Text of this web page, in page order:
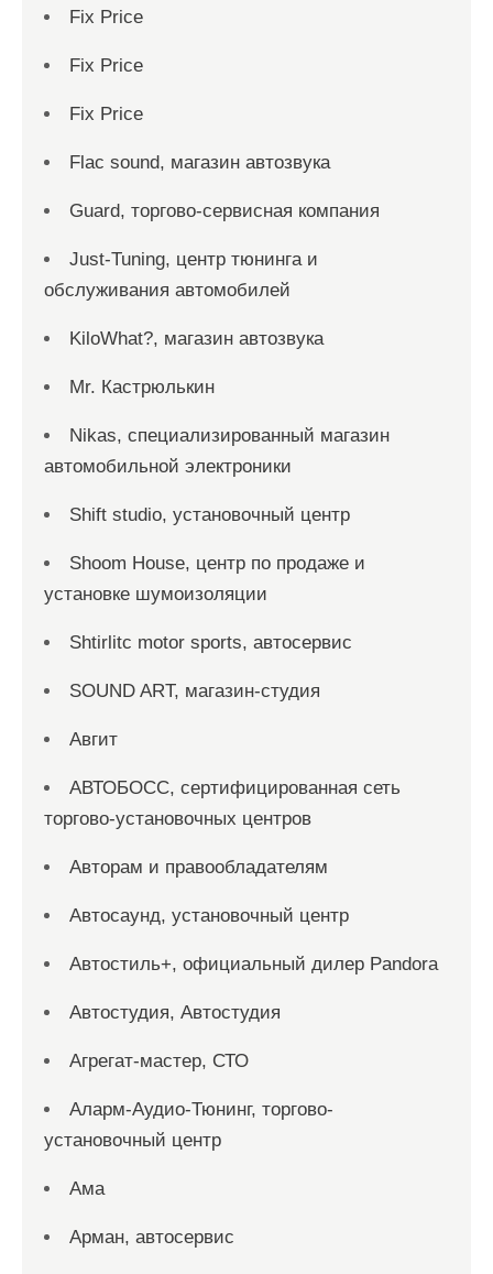
Fix Price
Fix Price
Fix Price
Flac sound, магазин автозвука
Guard, торгово-сервисная компания
Just-Tuning, центр тюнинга и
обслуживания автомобилей
KiloWhat?, магазин автозвука
Mr. Кастрюлькин
Nikas, специализированный магазин
автомобильной электроники
Shift studio, установочный центр
Shoom House, центр по продаже и
установке шумоизоляции
Shtirlitc motor sports, автосервис
SOUND ART, магазин-студия
Авгит
АВТОБОСС, сертифицированная сеть
торгово-установочных центров
Авторам и правообладателям
Автосаунд, установочный центр
Автостиль+, официальный дилер Pandora
Автостудия, Автостудия
Агрегат-мастер, СТО
Аларм-Аудио-Тюнинг, торгово-
установочный центр
Ама
Арман, автосервис